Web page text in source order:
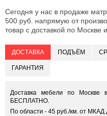
Сегодня у нас в продаже
500 руб. напрямую от
товар с доставкой по Москве
ДОСТАВКА ПОДЪЁМ
ГАРАНТИЯ
Доставка мебели по
БЕСПЛАТНО.
По области - 45 руб./км. от МКАД